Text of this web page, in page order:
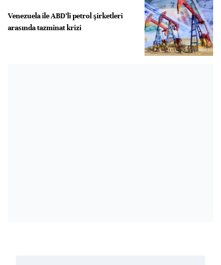
Venezuela ile ABD’li petrol şirketleri
arasında tazminat krizi